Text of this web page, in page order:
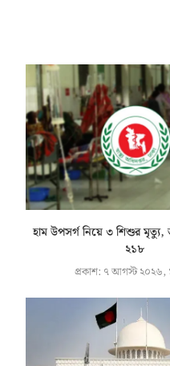
হাম উপসর্গ নিয়ে ৩ শিশুর মৃত্যু,
২১৮
প্রকাশ: ৭ আগস্ট ২০২৬,